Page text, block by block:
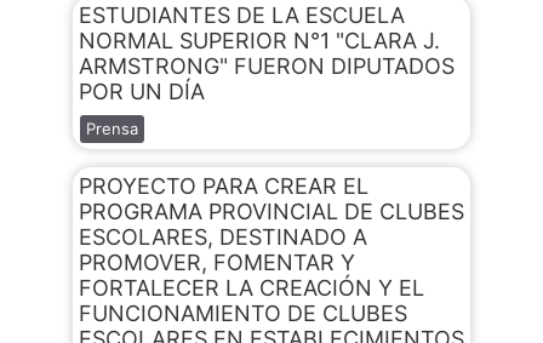
ESTUDIANTES DE LA ESCUELA
NORMAL SUPERIOR N°1 "CLARA J.
ARMSTRONG" FUERON DIPUTADOS
POR UN DÍA
Prensa
PROYECTO PARA CREAR EL
PROGRAMA PROVINCIAL DE CLUBES
ESCOLARES, DESTINADO A
PROMOVER, FOMENTAR Y
FORTALECER LA CREACIÓN Y EL
FUNCIONAMIENTO DE CLUBES